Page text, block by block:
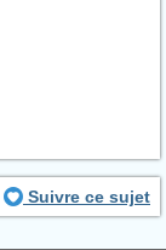
Suivre ce sujet